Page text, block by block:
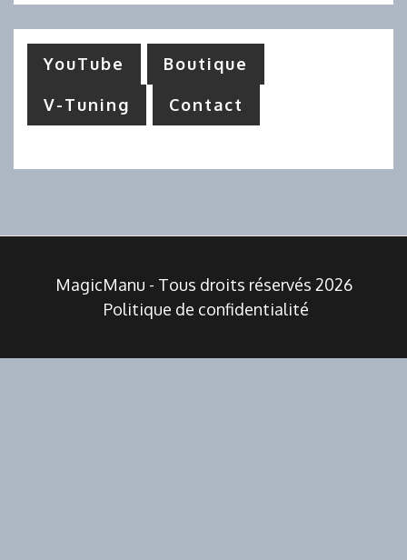
YouTube Boutique
V-Tuning Contact
MagicManu - Tous droits réservés 2026
Politique de confidentialité